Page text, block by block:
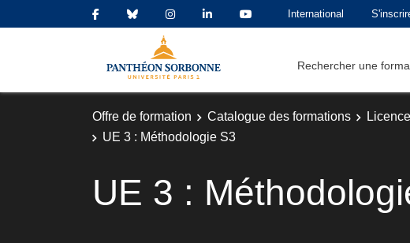
International
Rechercher une
Offre de formation Catalogue des formations Licence
UE 3 : Méthodologie S3
UE 3 :